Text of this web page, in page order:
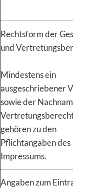
Rechtsform der
und
Mindestens ein
ausgeschriebener
sowie der Nachname
gehören zu den
Pflichtangaben des
Impressums.
Angaben zum Eintrag in